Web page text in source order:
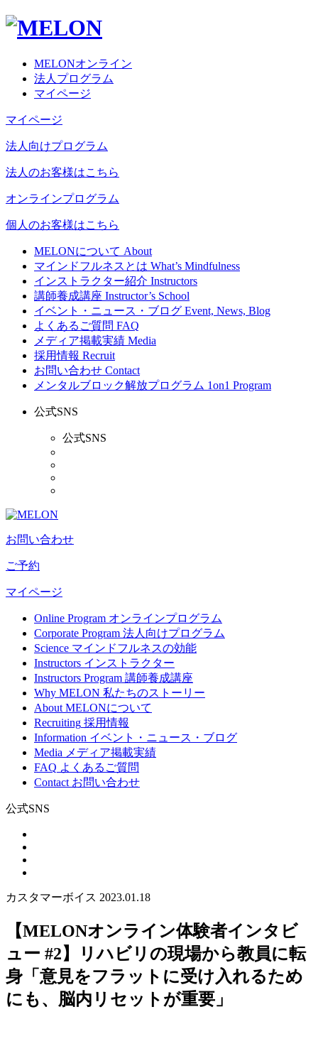
MELONオンライン
法人プログラム
マイページ
マイページ
法人向けプログラム
法人のお客様はこちら
オンラインプログラム
個人のお客様はこちら
MELONについて About
マインドフルネスとは What’s Mindfulness
インストラクター紹介 Instructors
講師養成講座 Instructor’s School
イベント・ニュース・ブログ Event, News, Blog
よくあるご質問 FAQ
メディア掲載実績 Media
採用情報 Recruit
お問い合わせ Contact
メンタルブロック解放プログラム 1on1 Program
公式SNS
公式SNS
お問い合わせ
ご予約
マイページ
Online Program オンラインプログラム
Corporate Program 法人向けプログラム
Science マインドフルネスの効能
Instructors インストラクター
Instructors Program 講師養成講座
Why MELON 私たちのストーリー
About MELONについて
Recruiting 採用情報
Information イベント・ニュース・ブログ
Media メディア掲載実績
FAQ よくあるご質問
Contact お問い合わせ
公式SNS
カスタマーボイス 2023.01.18
【MELONオンライン体験者インタビ
ュー #2】リハビリの現場から教員に転
身「意見をフラットに受け入れるため
にも、脳内リセットが重要」